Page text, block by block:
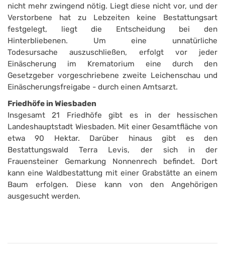
nicht mehr zwingend nötig. Liegt diese nicht vor, und der
Verstorbene hat zu Lebzeiten keine Bestattungsart
festgelegt, liegt die Entscheidung bei den
Hinterbliebenen. Um eine unnatürliche
Todesursache auszuschließen, erfolgt vor jeder
Einäscherung im Krematorium eine durch den
Gesetzgeber vorgeschriebene zweite Leichenschau und
Einäscherungsfreigabe - durch einen Amtsarzt.
Friedhöfe in Wiesbaden
Insgesamt 21 Friedhöfe gibt es in der hessischen
Landeshauptstadt Wiesbaden. Mit einer Gesamtfläche von
etwa 90 Hektar. Darüber hinaus gibt es den
Bestattungswald Terra Levis, der sich in der
Frauensteiner Gemarkung Nonnenrech befindet. Dort
kann eine Waldbestattung mit einer Grabstätte an einem
Baum erfolgen. Diese kann von den Angehörigen
ausgesucht werden.